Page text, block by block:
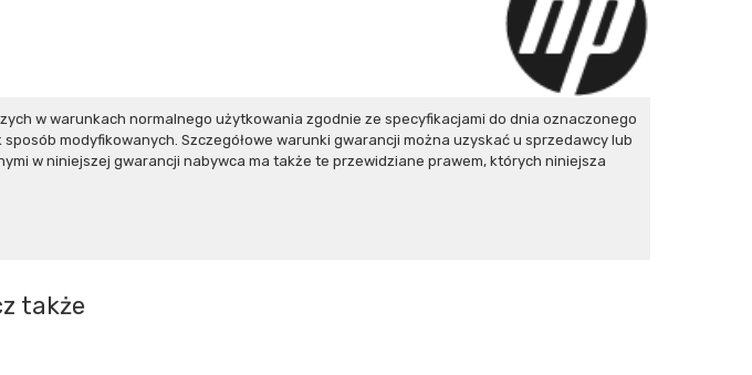
w warunkach normalnego użytkowania zgodnie ze specyfikacjami do dnia oznaczonego
modyfikowanych. Szczegółowe warunki gwarancji można uzyskać u sprzedawcy lub
w niniejszej gwarancji nabywca ma także te przewidziane prawem, których niniejsza
także